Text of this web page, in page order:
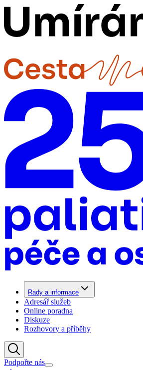
Rady a informace
Adresář služeb
Online poradna
Diskuze
Rozhovory a příběhy
Podpořte nás